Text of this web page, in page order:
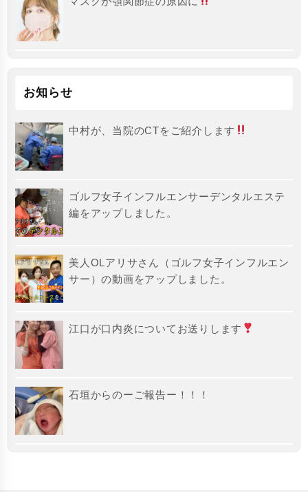
お知らせ
中村が、当院のCTをご紹介します
ゴルフ女子インフルエンサーデンタルエステ
編をアップしました。
美人OLアリサさん（ゴルフ女子インフルエン
サー）の動画をアップしました。
江口が口内炎についてお送りします
石垣からのーご報告ー！！！